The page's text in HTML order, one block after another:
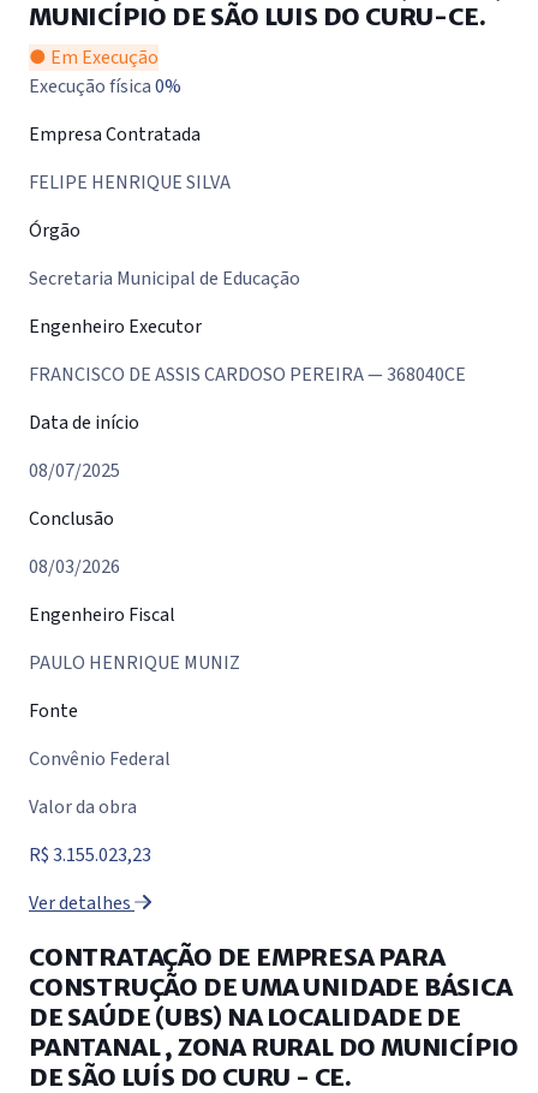
MUNICÍPIO DE SÃO LUIS DO CURU-CE.
● Em Execução
Execução física0%
Empresa Contratada
FELIPE HENRIQUE SILVA
Órgão
Secretaria Municipal de Educação
Engenheiro Executor
FRANCISCO DE ASSIS CARDOSO PEREIRA — 368040CE
Data de início
08/07/2025
Conclusão
08/03/2026
Engenheiro Fiscal
PAULO HENRIQUE MUNIZ
Fonte
Convênio Federal
Valor da obra
R$ 3.155.023,23
Ver detalhes
CONTRATAÇÃO DE EMPRESA PARA
CONSTRUÇÃO DE UMA UNIDADE BÁSICA
DE SAÚDE (UBS) NA LOCALIDADE DE
PANTANAL , ZONA RURAL DO MUNICÍPIO
DE SÃO LUÍS DO CURU - CE.